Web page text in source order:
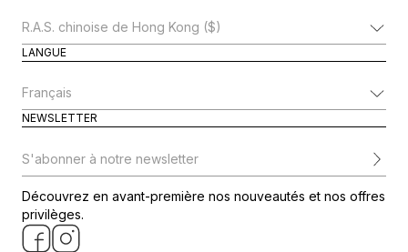
Modifier le pays
LANGUE
Modifier la langue
NEWSLETTER
S'abonner à notre newsletter
Découvrez en avant-première nos nouveautés et nos offres
privilèges.